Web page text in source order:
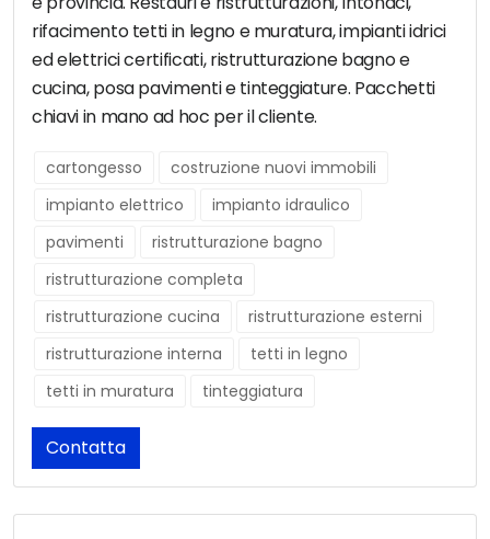
rifacimento tetti in legno e muratura, impianti idrici
ed elettrici certificati, ristrutturazione bagno e
cucina, posa pavimenti e tinteggiature. Pacchetti
chiavi in mano ad hoc per il cliente.
cartongesso
costruzione nuovi immobili
impianto elettrico
impianto idraulico
pavimenti
ristrutturazione bagno
ristrutturazione completa
ristrutturazione cucina
ristrutturazione esterni
ristrutturazione interna
tetti in legno
tetti in muratura
tinteggiatura
Contatta